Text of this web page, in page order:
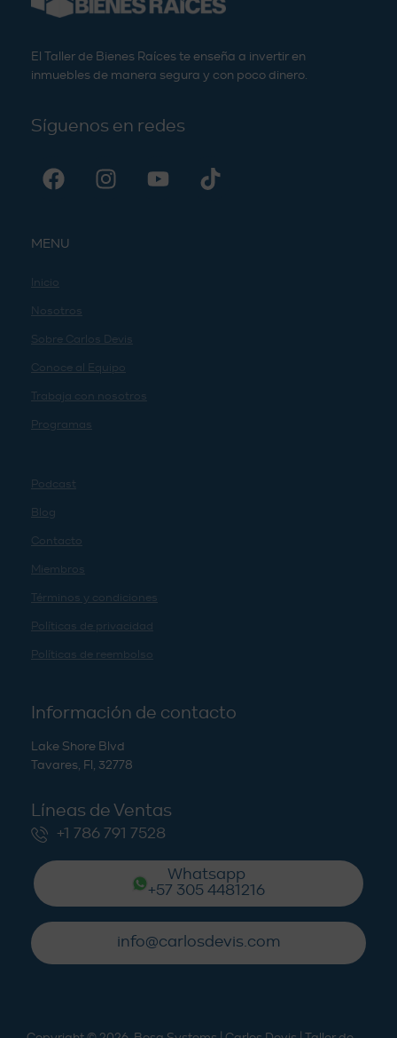
El Taller de Bienes Raíces te enseña a invertir en
inmuebles de manera segura y con poco dinero.
Síguenos en redes
MENU
Inicio
Nosotros
Sobre Carlos Devis
Conoce al Equipo
Trabaja con nosotros
Programas
Podcast
Blog
Contacto
Miembros
Términos y condiciones
Políticas de privacidad
Políticas de reembolso
Información de contacto
Lake Shore Blvd
Tavares, Fl, 32778
Líneas de Ventas
+1 786 791 7528
Whatsapp
+57 305 4481216
info@carlosdevis.com